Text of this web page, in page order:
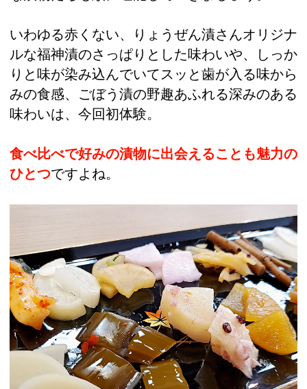
いわゆる赤くない、りょうぜん漬さんオリジナ
ルな福神漬のさっぱりとした味わいや、しっか
りと味が染み込んでいてスッと歯が入る味から
みの食感、ごぼう漬の野趣あふれる深みのある
味わいは、今回初体験。
食べ比べで好みの漬物に出会えることも魅力の
ひとつですよね。